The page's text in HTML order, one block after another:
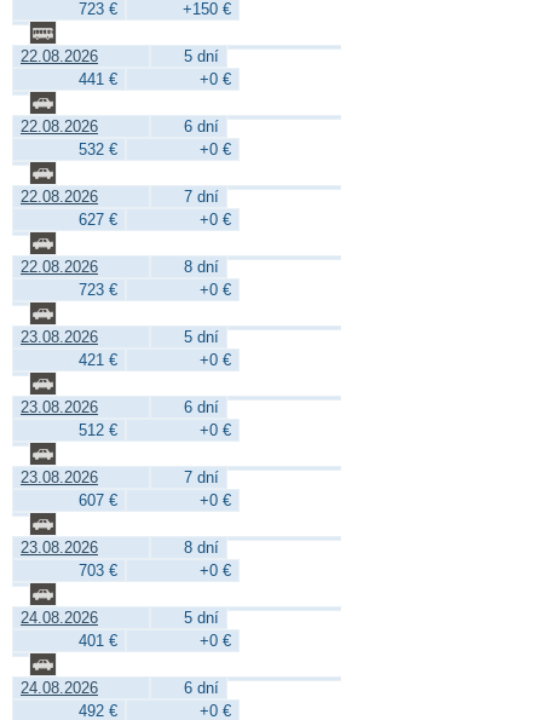
723 €
+150 €
22.08.2026
5 dní
441 €
+0 €
22.08.2026
6 dní
532 €
+0 €
22.08.2026
7 dní
627 €
+0 €
22.08.2026
8 dní
723 €
+0 €
23.08.2026
5 dní
421 €
+0 €
23.08.2026
6 dní
512 €
+0 €
23.08.2026
7 dní
607 €
+0 €
23.08.2026
8 dní
703 €
+0 €
24.08.2026
5 dní
401 €
+0 €
24.08.2026
6 dní
492 €
+0 €